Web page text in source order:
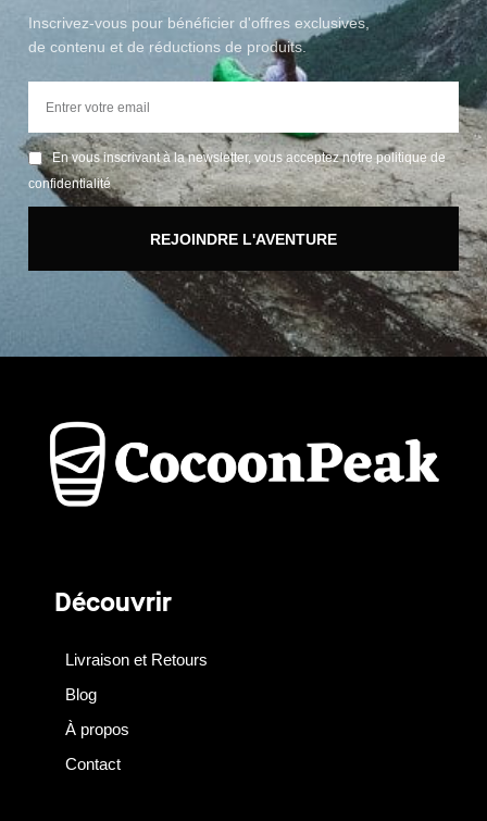
Inscrivez-vous pour bénéficier d'offres exclusives,
de contenu et de réductions de produits.
En vous inscrivant à la newsletter, vous acceptez notre politique de
confidentialité
REJOINDRE L'AVENTURE
Découvrir
Livraison et Retours
Blog
À propos
Contact